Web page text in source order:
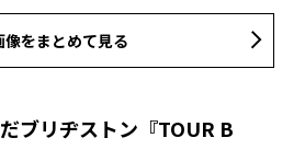
像をまとめて見る
ブリヂストン『TOUR B